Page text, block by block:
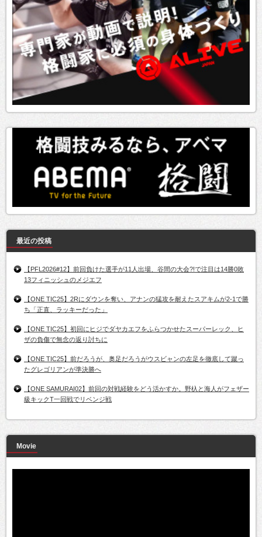
最近の投稿
【PFL2026#12】前回負けた選手が11人出場、谷間の大会?!で注目は14勝0敗
13フィニッシュのメジエフ
【ONE TIC25】2Rにダウンを奪い、アナンの猛攻を耐えたスアキムが2-1で勝
ち「正直、ラッキーだった」
【ONE TIC25】初回にヒジでダヤカエフをふらつかせたスーパーレック、ヒ
ザの負傷で無念の返り討ちに
【ONE TIC25】前だろうが、奥足だろうがウスビャンの左足を徹底して蹴っ
たグレゴリアンが準決勝へ
【ONE SAMURAI02】前回の対戦経験をどう活かすか。野杁と海人がフェザー
級キックT一回戦でリベンジ戦
Movie